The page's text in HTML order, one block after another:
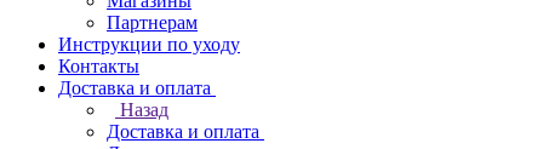
Партнерам
Инструкции по уходу
Контакты
Доставка и оплата
Назад
Доставка и оплата